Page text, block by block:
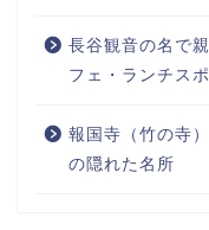
長谷観音の名で
フェ・ランチス
報国寺（竹の寺
の隠れた名所